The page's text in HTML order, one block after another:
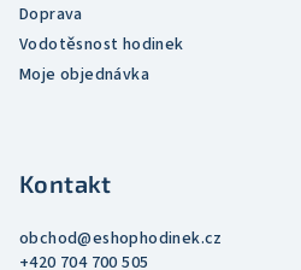
Doprava
Vodotěsnost hodinek
Moje objednávka
Kontakt
obchod@eshophodinek.cz
+420 704 700 505